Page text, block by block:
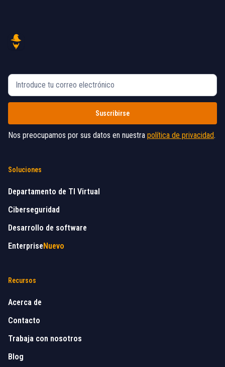
Nos preocupamos por sus datos en nuestra política de privacidad.
Soluciones
Departamento de TI Virtual
Ciberseguridad
Desarrollo de software
Enterprise Nuevo
Recursos
Acerca de
Contacto
Trabaja con nosotros
Blog